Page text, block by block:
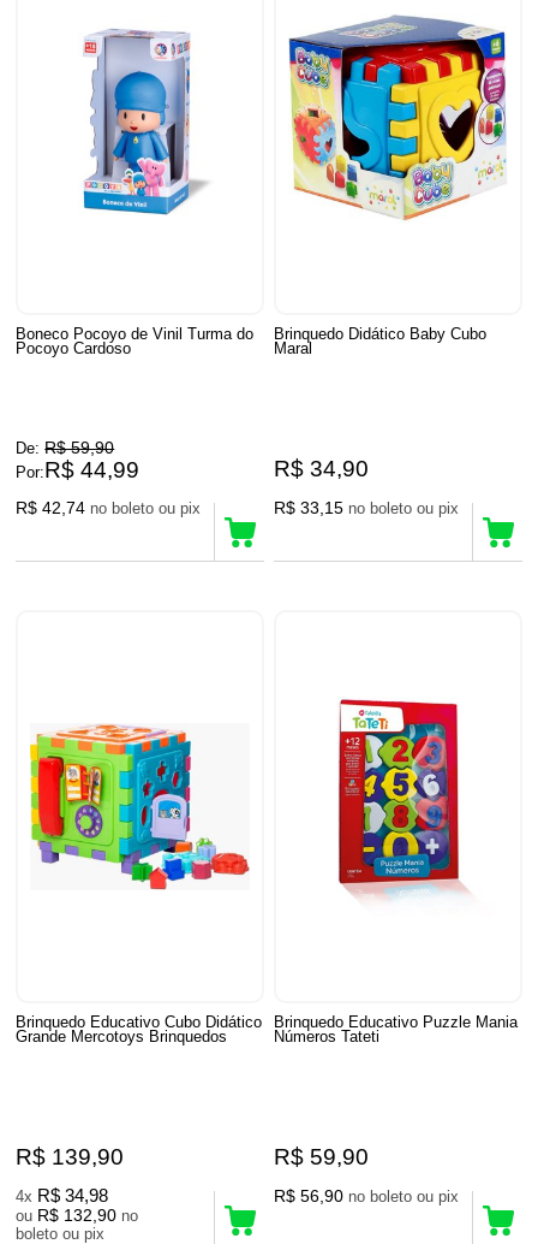
Boneco Pocoyo de Vinil Turma do
Pocoyo Cardoso
De: R$ 59,90
Por:R$ 44,99
R$ 42,74 no boleto ou pix
Brinquedo Didático Baby Cubo
Maral
R$ 34,90
R$ 33,15 no boleto ou pix
Brinquedo Educativo Cubo Didático
Grande Mercotoys Brinquedos
R$ 139,90
4x R$ 34,98
ou R$ 132,90 no
boleto ou pix
Brinquedo Educativo Puzzle Mania
Números Tateti
R$ 59,90
R$ 56,90 no boleto ou pix